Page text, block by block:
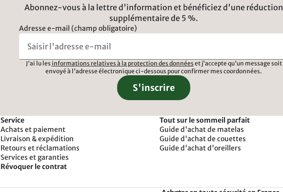
Abonnez-vous à la lettre d'information et bénéficiez d'une réduction
supplémentaire de 5 %.
Adresse e-mail (champ obligatoire)
J'ai lu les informations relatives à la protection des données et j'accepte qu'un message soit
envoyé à l'adresse électronique ci-dessous pour confirmer mes coordonnées.
S'inscrire
Service
Achats et paiement
Livraison & expédition
Retours et réclamations
Services et garanties
Révoquer le contrat
Tout sur le sommeil parfait
Guide d'achat de matelas
Guide d'achat de couettes
Guide d'achat d'oreillers